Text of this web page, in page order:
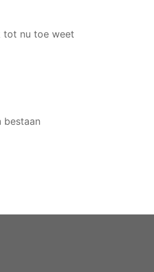
tot nu toe weet
bestaan